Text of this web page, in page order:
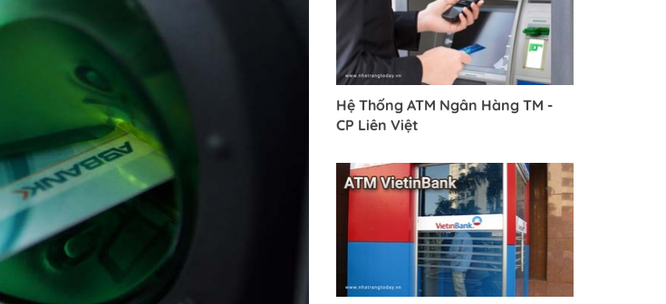
Hệ Thống ATM Ngân Hàng TM -
CP Liên Việt